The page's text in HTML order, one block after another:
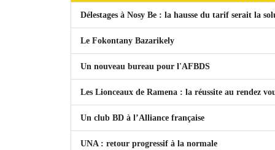
Délestages à Nosy Be : la hausse du tarif serait la
Le Fokontany Bazarikely
Un nouveau bureau pour l'AFBDS
Les Lionceaux de Ramena : la réussite au rendez
Un club BD à l’Alliance française
UNA : retour progressif à la normale